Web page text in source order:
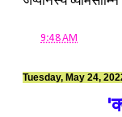
9:48 AM
Tuesday, May 24,